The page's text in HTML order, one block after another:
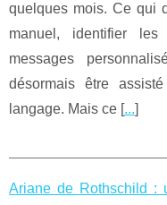
quelques mois. Ce qui
manuel, identifier
messages
désormais être
langage. Mais ce [...]
Ariane de Rothschild :